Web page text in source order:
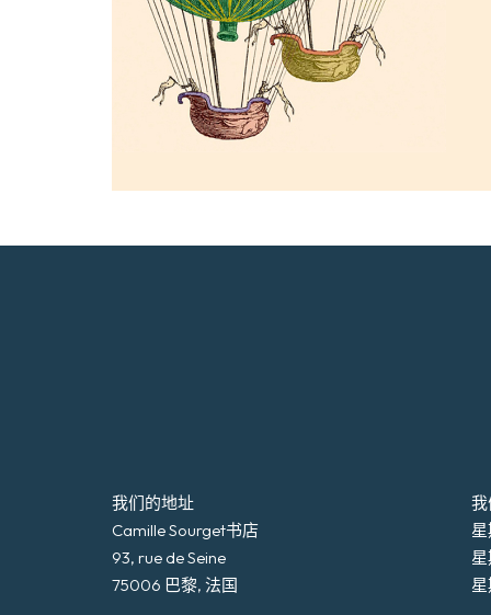
我们的地址
Camille Sourget书店
93, rue de Seine
75006 巴黎, 法国